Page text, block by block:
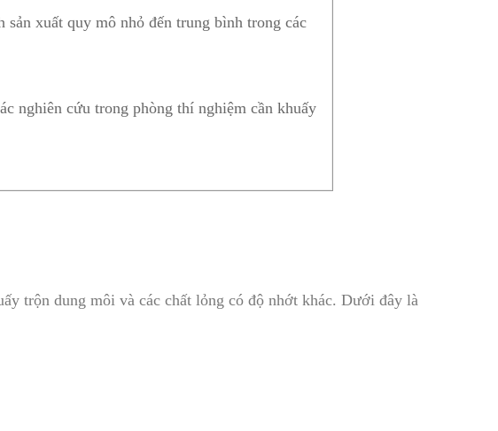
sản xuất quy mô nhỏ đến trung bình trong các
nghiên cứu trong phòng thí nghiệm cần khuấy
trộn dung môi và các chất lỏng có độ nhớt khác. Dưới đây là